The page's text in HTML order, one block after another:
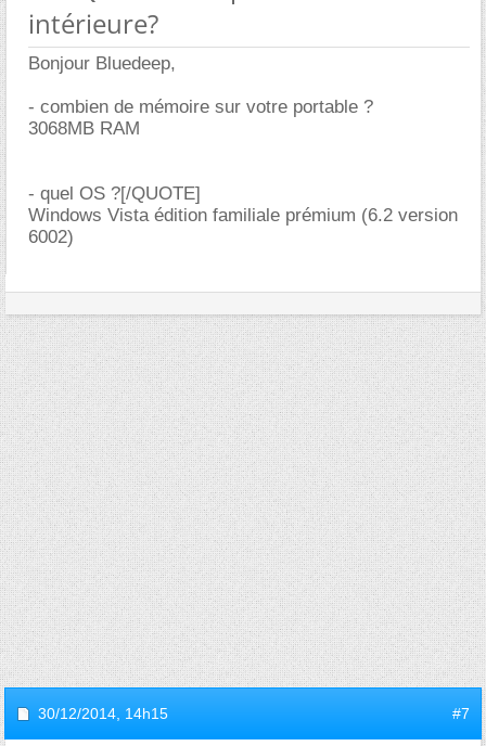
intérieure?
Bonjour Bluedeep,
- combien de mémoire sur votre portable ?
3068MB RAM
- quel OS ?[/QUOTE]
Windows Vista édition familiale prémium (6.2 version
6002)
30/12/2014, 14h15 #7